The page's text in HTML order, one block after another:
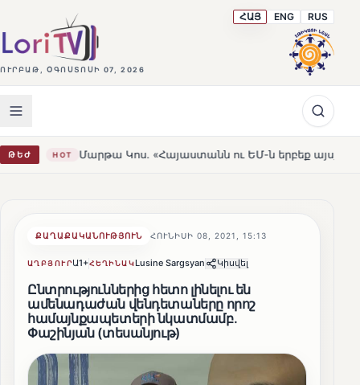
ՈՒՐԲԱԹ, ՕԳՈՍՏՈՍԻ 07, 2026
ՀԱՅ ENG RUS
ԹԵԺՄարթա Կոս. «Հայաստանն ու ԵՄ-ն երբեք այսքան մոտ չեն
ՔԱՂԱՔԱԿԱՆՈՒԹՅՈՒՆ ՀՈՒՆԻՍԻ 08, 2021, 15:13
ԱՂԲՅՈՒՐԱ1+ՀԵՂԻՆԱԿLusine Sargsyan Կիսվել
Ընտրություններից հետո լինելու են
ամենադաժան վենդետաները որոշ
համայնքապետերի նկատմամբ․
Փաշինյան (տեսանյութ)